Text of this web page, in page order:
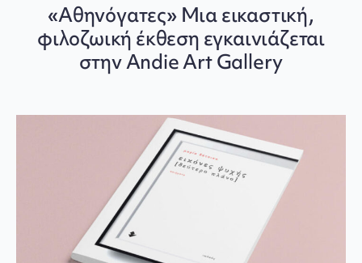
«Αθηνόγατες» Μια εικαστική,
φιλοζωική έκθεση εγκαινιάζεται
στην Andie Art Gallery